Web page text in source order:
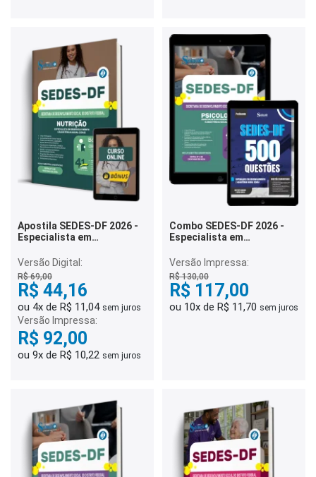
Apostila SEDES-DF 2026 -
Especialista em
Assistência Social (EDAS) -
Nutrição
Versão Digital:
R$ 69,00
R$ 44,16
ou 4x de R$ 11,04 sem juros
Versão Impressa:
R$ 92,00
ou 9x de R$ 10,22 sem juros
Combo SEDES-DF 2026 -
Especialista em
Assistência Social (EDAS) -
Psicologia
Versão Impressa:
R$ 130,00
R$ 117,00
ou 10x de R$ 11,70 sem juros